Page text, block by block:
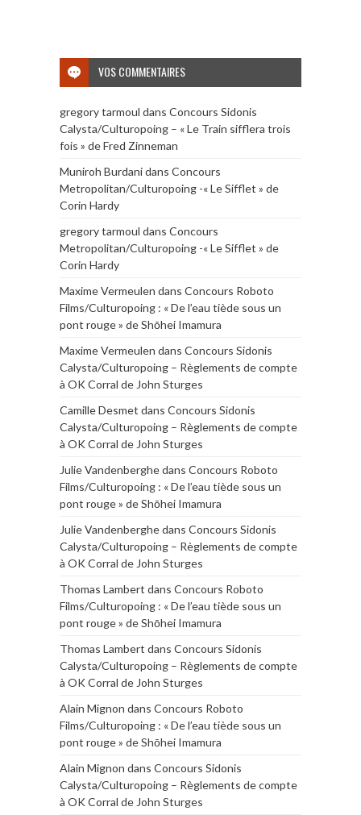
VOS COMMENTAIRES
gregory tarmoul dans Concours Sidonis
Calysta/Culturopoing – « Le Train sifflera trois
fois » de Fred Zinneman
Muniroh Burdanidans Concours
Metropolitan/Culturopoing -« Le Sifflet » de
Corin Hardy
gregory tarmoul dans Concours
Metropolitan/Culturopoing -« Le Sifflet » de
Corin Hardy
Maxime Vermeulen dans Concours Roboto
Films/Culturopoing : « De l’eau tiède sous un
pont rouge » de Shōhei Imamura
Maxime Vermeulen dans Concours Sidonis
Calysta/Culturopoing – Règlements de compte
à OK Corral de John Sturges
Camille Desmet dans Concours Sidonis
Calysta/Culturopoing – Règlements de compte
à OK Corral de John Sturges
Julie Vandenberghedans Concours Roboto
Films/Culturopoing : « De l’eau tiède sous un
pont rouge » de Shōhei Imamura
Julie Vandenberghedans Concours Sidonis
Calysta/Culturopoing – Règlements de compte
à OK Corral de John Sturges
Thomas Lambert dans Concours Roboto
Films/Culturopoing : « De l’eau tiède sous un
pont rouge » de Shōhei Imamura
Thomas Lambert dans Concours Sidonis
Calysta/Culturopoing – Règlements de compte
à OK Corral de John Sturges
Alain Mignon dans Concours Roboto
Films/Culturopoing : « De l’eau tiède sous un
pont rouge » de Shōhei Imamura
Alain Mignon dans Concours Sidonis
Calysta/Culturopoing – Règlements de compte
à OK Corral de John Sturges